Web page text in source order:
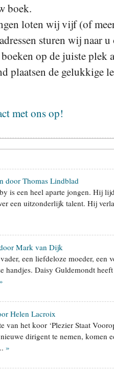
boek.
loten wij vijf (of
sturen wij naar
op de juiste plek
plaatsen de gelukkige
met ons op!
door Thomas Lindblad
is een heel aparte jongen. Hij
een uitzonderlijk talent. Hij
Mark van Dijk
een liefdeloze moeder, een
handjes. Daisy Guldemondt
Helen Lacroix
van het koor ‘Plezier Staat
dirigent te nemen, komen
»